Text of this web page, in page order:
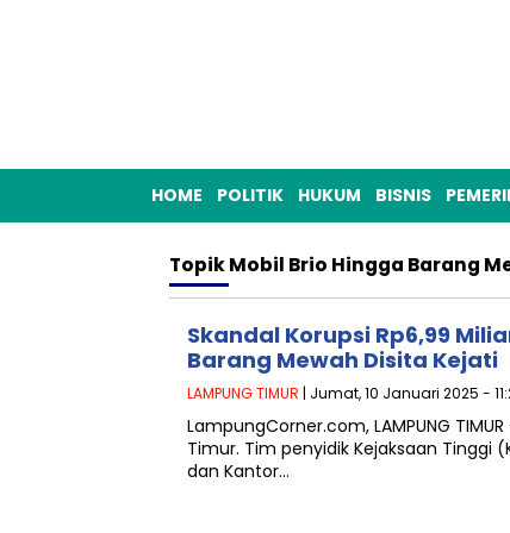
HOME POLITIK HUKUM BISNIS
TopikMobil Brio Hingga Barang
Skandal Korupsi Rp6,99
Barang Mewah Disita Kejati
LAMPUNG TIMUR | Jumat, 10 Januari 2025 -
LampungCorner.com, LAMPUNG
Timur. Tim penyidik Kejaksaan
dan Kantor…